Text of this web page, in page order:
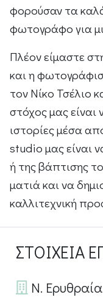
φορούσαν τα
φωτογράφο για
Πλέον είμαστε
και η
τον Νίκο Τσέλιο
στόχος μας είναι
ιστορίες μέσα
studio μας είναι
ή της βάπτισης
ματιά και να
καλλιτεχνική
ΣΤΟΙΧΕΙΑ
Ν. Ερυθραία